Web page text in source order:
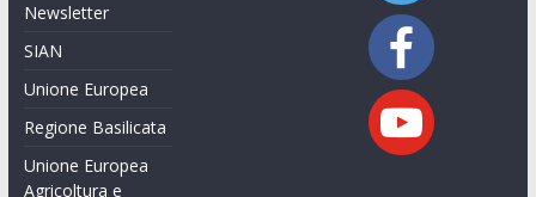
Newsletter
SIAN
Unione Europea
Regione Basilicata
Unione Europea
Agricoltura e